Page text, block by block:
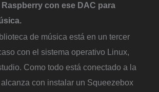
con ese DAC para
de música está en un tercer
con el sistema operativo Linux,
Como todo está conectado a la
con instalar un Squeezebox